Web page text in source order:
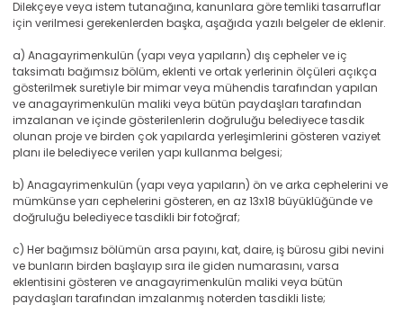
Dilekçeye veya istem tutanağına, kanunlara göre temliki tasarruflar
için verilmesi gerekenlerden başka, aşağıda yazılı belgeler de eklenir.
a) Anagayrimenkulün (yapı veya yapıların) dış cepheler ve iç
taksimatı bağımsız bölüm, eklenti ve ortak yerlerinin ölçüleri açıkça
gösterilmek suretiyle bir mimar veya mühendis tarafından yapılan
ve anagayrimenkulün maliki veya bütün paydaşları tarafından
imzalanan ve içinde gösterilenlerin doğruluğu belediyece tasdik
olunan proje ve birden çok yapılarda yerleşimlerini gösteren vaziyet
planı ile belediyece verilen yapı kullanma belgesi;
b) Anagayrimenkulün (yapı veya yapıların) ön ve arka cephelerini ve
mümkünse yarı cephelerini gösteren, en az 13x18 büyüklüğünde ve
doğruluğu belediyece tasdikli bir fotoğraf;
c) Her bağımsız bölümün arsa payını, kat, daire, iş bürosu gibi nevini
ve bunların birden başlayıp sıra ile giden numarasını, varsa
eklentisini gösteren ve anagayrimenkulün maliki veya bütün
paydaşları tarafından imzalanmış noterden tasdikli liste;